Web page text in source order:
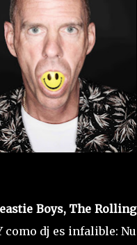
Boys, The Rolling
como dj es infalible: Nu